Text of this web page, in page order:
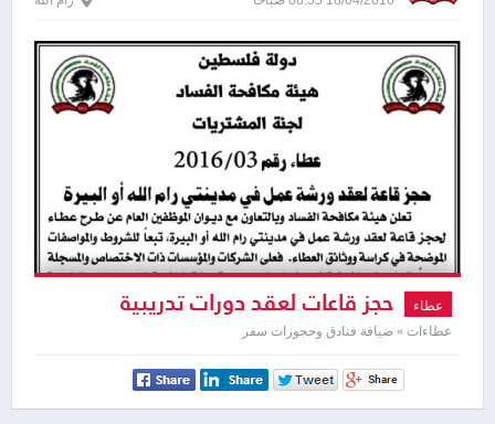
عطاء حجز قاعات لعقد دورات تدريبية
عطاءات » ضيافة فنادق وحجوزات سفر